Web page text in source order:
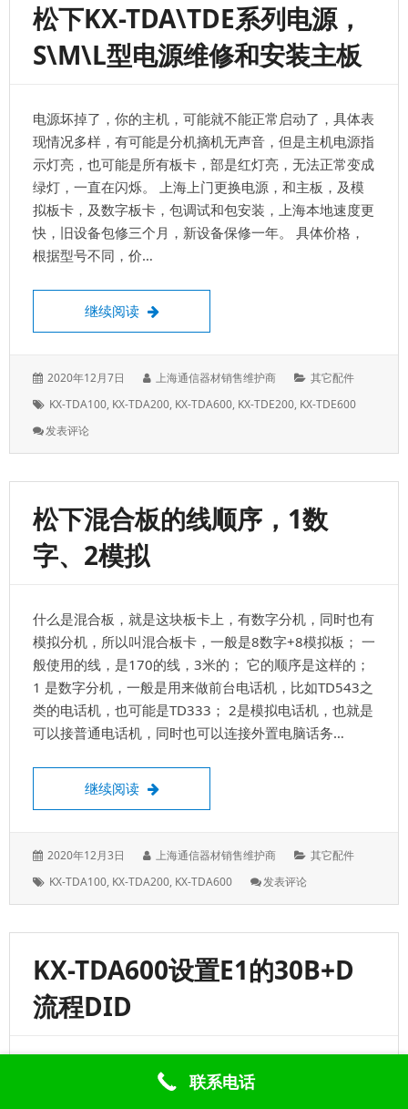
副
机
柜，
配
TDA600
使
松下KX-TDA\TDE系列电源，
S\M\L型电源维修和安装主板
电源坏掉了，你的主机，可能就不能正常启动了，具体表
现情况多样，有可能是分机摘机无声音，但是主机电源指
示灯亮，也可能是所有板卡，部是红灯亮，无法正常变成
绿灯，一直在闪烁。 上海上门更换电源，和主板，及模
拟板卡，及数字板卡，包调试和包安装，上海本地速度更
快，旧设备包修三个月，新设备保修一年。 具体价格，
根据型号不同，价…
继续阅读 松下KX-TDA\TDE系列电源，S\M\L型电源
发
于：
2020年12月7日
作
上海通信器材销售维护商
分
其它配件
标
KX-TDA100, KX-TDA200, KX-TDA600, KX-TDE200, KX-TDE600
发表评论: 松
TDA\TDE
列
电
源，
S\M\L
源
修
和
安
装
主
板
松下混合板的线顺序，1数
字、2模拟
什么是混合板，就是这块板卡上，有数字分机，同时也有
模拟分机，所以叫混合板卡，一般是8数字+8模拟板； 一
般使用的线，是170的线，3米的； 它的顺序是这样的；
1 是数字分机，一般是用来做前台电话机，比如TD543之
类的电话机，也可能是TD333； 2是模拟电话机，也就是
可以接普通电话机，同时也可以连接外置电脑话务…
继续阅读 松下混合板的线顺序，1数字、2模拟
发
于：
2020年12月3日
作
上海通信器材销售维护商
分
其它配件
标
KX-TDA100, KX-TDA200, KX-TDA600 发表评论: 松
合
的
线
数
KX-TDA600设置E1的30B+D
流程DID
30B+D是数字外线，使用的是光纤接入，先要在设备
上，安装相对应的板卡，然后把运营商给的线路接入，此
联系电话